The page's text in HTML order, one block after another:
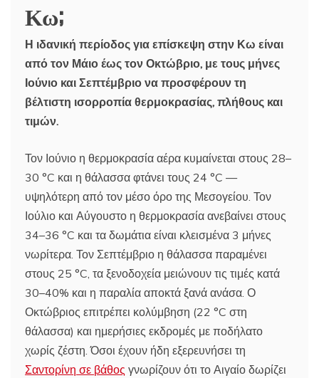
Κω;
Η ιδανική περίοδος για επίσκεψη στην Κω είναι
από τον Μάιο έως τον Οκτώβριο, με τους μήνες
Ιούνιο και Σεπτέμβριο να προσφέρουν τη
βέλτιστη ισορροπία θερμοκρασίας, πλήθους και
τιμών.
Τον Ιούνιο η θερμοκρασία αέρα κυμαίνεται στους 28–
30 °C και η θάλασσα φτάνει τους 24 °C —
υψηλότερη από τον μέσο όρο της Μεσογείου. Τον
Ιούλιο και Αύγουστο η θερμοκρασία ανεβαίνει στους
34–36 °C και τα δωμάτια είναι κλεισμένα 3 μήνες
νωρίτερα. Τον Σεπτέμβριο η θάλασσα παραμένει
στους 25 °C, τα ξενοδοχεία μειώνουν τις τιμές κατά
30–40% και η παραλία αποκτά ξανά ανάσα. Ο
Οκτώβριος επιτρέπει κολύμβηση (22 °C στη
θάλασσα) και ημερήσιες εκδρομές με ποδήλατο
χωρίς ζέστη. Όσοι έχουν ήδη εξερευνήσει τη
Σαντορίνη σε βάθος γνωρίζουν ότι το Αιγαίο δωρίζει